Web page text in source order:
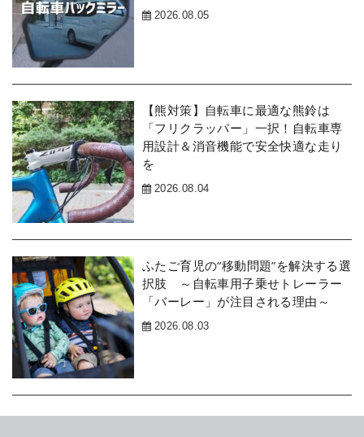
2026.08.05
【熊対策】自転車に最適な熊鈴は
「フリクラッパー」一択！自転車専
用設計＆消音機能で安全快適な走り
を
2026.08.04
ふたご育児の“移動問題”を解決する選
択肢 ～自転車用子乗せトレーラー
「バーレー」が注目される理由～
2026.08.03